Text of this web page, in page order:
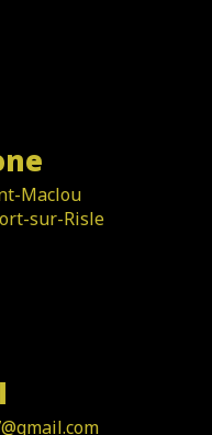
Maclou
sur-Risle